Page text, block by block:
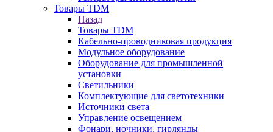
Товары TDM
Назад
Товары TDM
Кабельно-проводниковая продукция
Модульное оборудование
Оборудование для промышленной
установки
Светильники
Комплектующие для светотехники
Источники света
Управление освещением
Фонари, ночники, гирлянды